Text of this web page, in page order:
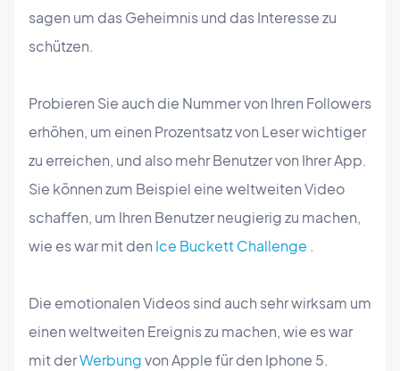
sagen um das Geheimnis und das Interesse zu
schützen.
Probieren Sie auch die Nummer von Ihren Followers
erhöhen, um einen Prozentsatz von Leser wichtiger
zu erreichen, und also mehr Benutzer von Ihrer App.
Sie können zum Beispiel eine weltweiten Video
schaffen, um Ihren Benutzer neugierig zu machen,
wie es war mit den Ice Buckett Challenge .
Die emotionalen Videos sind auch sehr wirksam um
einen weltweiten Ereignis zu machen, wie es war
mit derWerbungvon Apple für den Iphone 5.